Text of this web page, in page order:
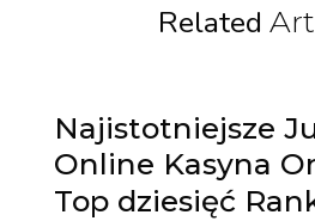
Related
Najistotniejsze
Online Kasyna
Top dziesięć